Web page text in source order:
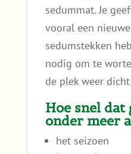
sedummat. Je
vooral een
sedumstekken
nodig om te
de plek weer
Hoe snel dat
onder meer
het seizoen